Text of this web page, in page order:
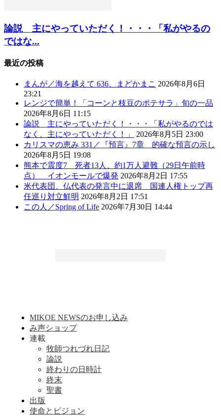
論説 主にやっていただく！・・・「私がやるの
ではな...
最近の投稿
まんが／海を越えて 636、まどかまこ 2026年8月6日
23:21
レンジで簡単！「コーンと枝豆のポテサラ」旬の一品
2026年8月6日 11:15
論説 主にやっていただく！・・・「私がやるのでは
なく、主にやっていただく！」
2026年8月5日 23:00
カリスマの恵み 331／『預言』7章 的確な預言の示し
2026年8月5日 19:08
熊本で震度7 死者13人、約1万人避難（29日午前時
点） イオンモールで爆発 2026年8月2日 17:55
米代表団、仏代表の発言中に退席 国連人権トップ再
任巡り対立鮮明 2026年8月2日 17:51
この人／Spring of Life 2026年7月30日 14:44
MIKOE NEWSのお申し込み
み声ショップ
連載
牧師つれづれ日記
論説
終わりの日時計
終末
聖書
出版
使命とビジョン